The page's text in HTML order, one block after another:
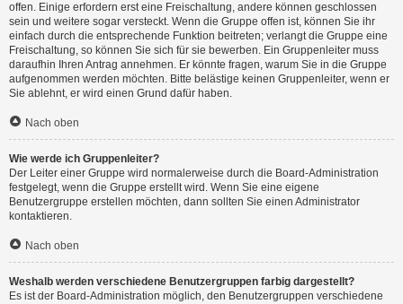
offen. Einige erfordern erst eine Freischaltung, andere können geschlossen
sein und weitere sogar versteckt. Wenn die Gruppe offen ist, können Sie ihr
einfach durch die entsprechende Funktion beitreten; verlangt die Gruppe eine
Freischaltung, so können Sie sich für sie bewerben. Ein Gruppenleiter muss
daraufhin Ihren Antrag annehmen. Er könnte fragen, warum Sie in die Gruppe
aufgenommen werden möchten. Bitte belästige keinen Gruppenleiter, wenn er
Sie ablehnt, er wird einen Grund dafür haben.
Nach oben
Wie werde ich Gruppenleiter?
Der Leiter einer Gruppe wird normalerweise durch die Board-Administration
festgelegt, wenn die Gruppe erstellt wird. Wenn Sie eine eigene
Benutzergruppe erstellen möchten, dann sollten Sie einen Administrator
kontaktieren.
Nach oben
Weshalb werden verschiedene Benutzergruppen farbig dargestellt?
Es ist der Board-Administration möglich, den Benutzergruppen verschiedene